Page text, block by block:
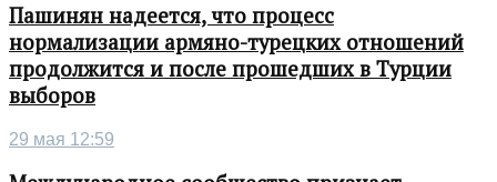
Пашинян надеется, что процесс
нормализации армяно-турецких отношений
продолжится и после прошедших в Турции
выборов
29 мая 12:59